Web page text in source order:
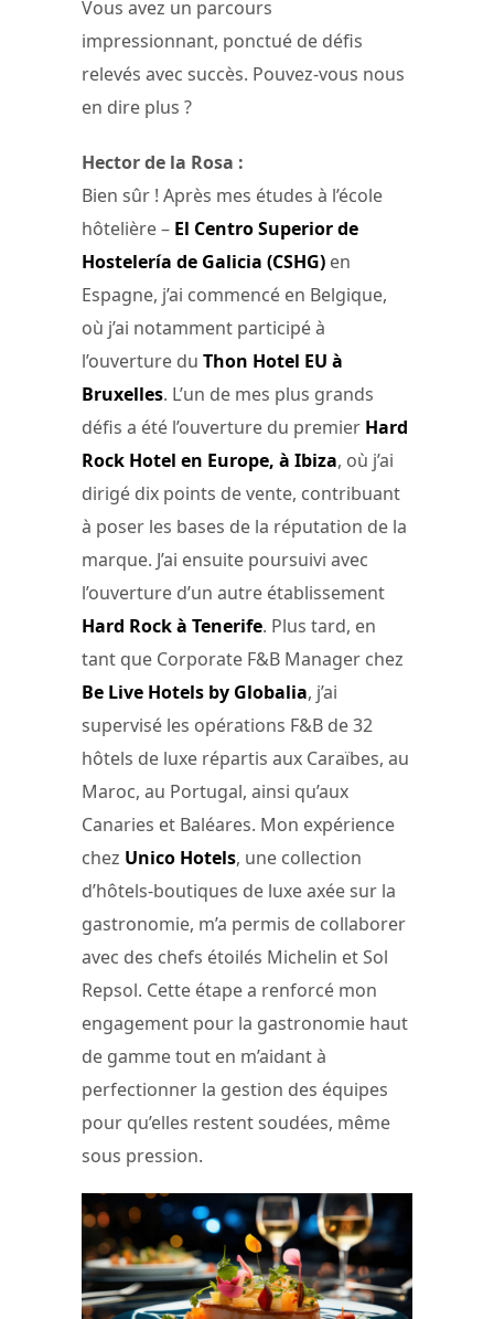
Vous avez un parcours
impressionnant, ponctué de défis
relevés avec succès. Pouvez-vous nous
en dire plus ?
Hector de la Rosa :
Bien sûr ! Après mes études à l’école
hôtelière – El Centro Superior de
Hostelería de Galicia (CSHG) en
Espagne, j’ai commencé en Belgique,
où j’ai notamment participé à
l’ouverture du Thon Hotel EU à
Bruxelles. L’un de mes plus grands
défis a été l’ouverture du premier Hard
Rock Hotel en Europe, à Ibiza, où j’ai
dirigé dix points de vente, contribuant
à poser les bases de la réputation de la
marque. J’ai ensuite poursuivi avec
l’ouverture d’un autre établissement
Hard Rock à Tenerife. Plus tard, en
tant que Corporate F&B Manager chez
Be Live Hotels by Globalia, j’ai
supervisé les opérations F&B de 32
hôtels de luxe répartis aux Caraïbes, au
Maroc, au Portugal, ainsi qu’aux
Canaries et Baléares. Mon expérience
chez Unico Hotels, une collection
d’hôtels-boutiques de luxe axée sur la
gastronomie, m’a permis de collaborer
avec des chefs étoilés Michelin et Sol
Repsol. Cette étape a renforcé mon
engagement pour la gastronomie haut
de gamme tout en m’aidant à
perfectionner la gestion des équipes
pour qu’elles restent soudées, même
sous pression.